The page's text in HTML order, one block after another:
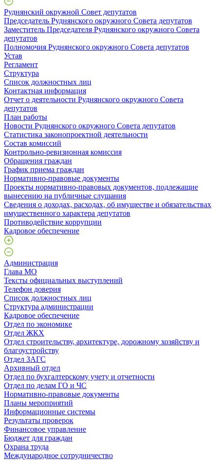
Руднянский окружной Совет депутатов
Председатель Руднянского окружного Совета депутатов
Заместитель Председателя Руднянского окружного Совета
депутатов
Полномочия Руднянского окружного Совета депутатов
Устав
Регламент
Структура
Список должностных лиц
Контактная информация
Отчет о деятельности Руднянского окружного Совета
депутатов
План работы
Новости Руднянского окружного Совета депутатов
Статистика законопроектной деятельности
Состав комиссий
Контрольно-ревизионная комиссия
Обращения граждан
График приема граждан
Нормативно-правовые документы
Проекты нормативно-правовых документов, подлежащие
вынесению на публичные слушания
Сведения о доходах, расходах, об имуществе и обязательствах
имущественного характера депутатов
Противодействие коррупции
Кадровое обеспечение
Администрация
Глава МО
Тексты официальных выступлений
Телефон доверия
Список должностных лиц
Структура администрации
Кадровое обеспечение
Отдел по экономике
Отдел ЖКХ
Отдел строительству, архитектуре, дорожному хозяйству и
благоустройству
Отдел ЗАГС
Архивный отдел
Отдел по бухгалтерскому учету и отчетности
Отдел по делам ГО и ЧС
Нормативно-правовые документы
Планы мероприятий
Информационные системы
Результаты проверок
Финансовое управление
Бюджет для граждан
Охрана труда
Международное сотрудничество